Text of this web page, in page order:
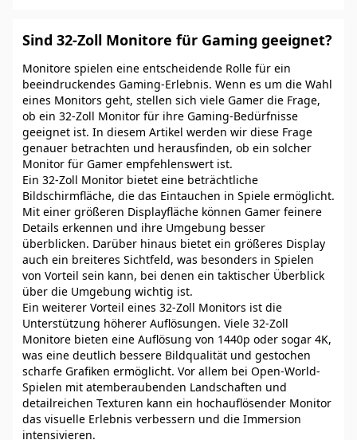
Sind 32-Zoll Monitore für Gaming geeignet?
Monitore spielen eine entscheidende Rolle für ein
beeindruckendes Gaming-Erlebnis. Wenn es um die Wahl
eines Monitors geht, stellen sich viele Gamer die Frage,
ob ein 32-Zoll Monitor für ihre Gaming-Bedürfnisse
geeignet ist. In diesem Artikel werden wir diese Frage
genauer betrachten und herausfinden, ob ein solcher
Monitor für Gamer empfehlenswert ist.
Ein 32-Zoll Monitor bietet eine beträchtliche
Bildschirmfläche, die das Eintauchen in Spiele ermöglicht.
Mit einer größeren Displayfläche können Gamer feinere
Details erkennen und ihre Umgebung besser
überblicken. Darüber hinaus bietet ein größeres Display
auch ein breiteres Sichtfeld, was besonders in Spielen
von Vorteil sein kann, bei denen ein taktischer Überblick
über die Umgebung wichtig ist.
Ein weiterer Vorteil eines 32-Zoll Monitors ist die
Unterstützung höherer Auflösungen. Viele 32-Zoll
Monitore bieten eine Auflösung von 1440p oder sogar 4K,
was eine deutlich bessere Bildqualität und gestochen
scharfe Grafiken ermöglicht. Vor allem bei Open-World-
Spielen mit atemberaubenden Landschaften und
detailreichen Texturen kann ein hochauflösender Monitor
das visuelle Erlebnis verbessern und die Immersion
intensivieren.